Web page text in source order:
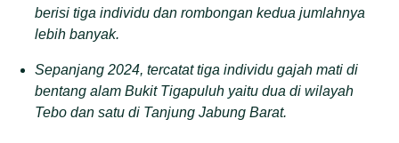
berisi tiga individu dan rombongan kedua jumlahnya
lebih banyak.
Sepanjang 2024, tercatat tiga individu gajah mati di
bentang alam Bukit Tigapuluh yaitu dua di wilayah
Tebo dan satu di Tanjung Jabung Barat.